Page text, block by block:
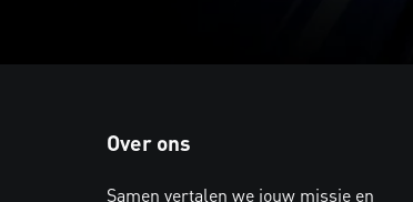
Over ons
Samen vertalen we jouw missie en